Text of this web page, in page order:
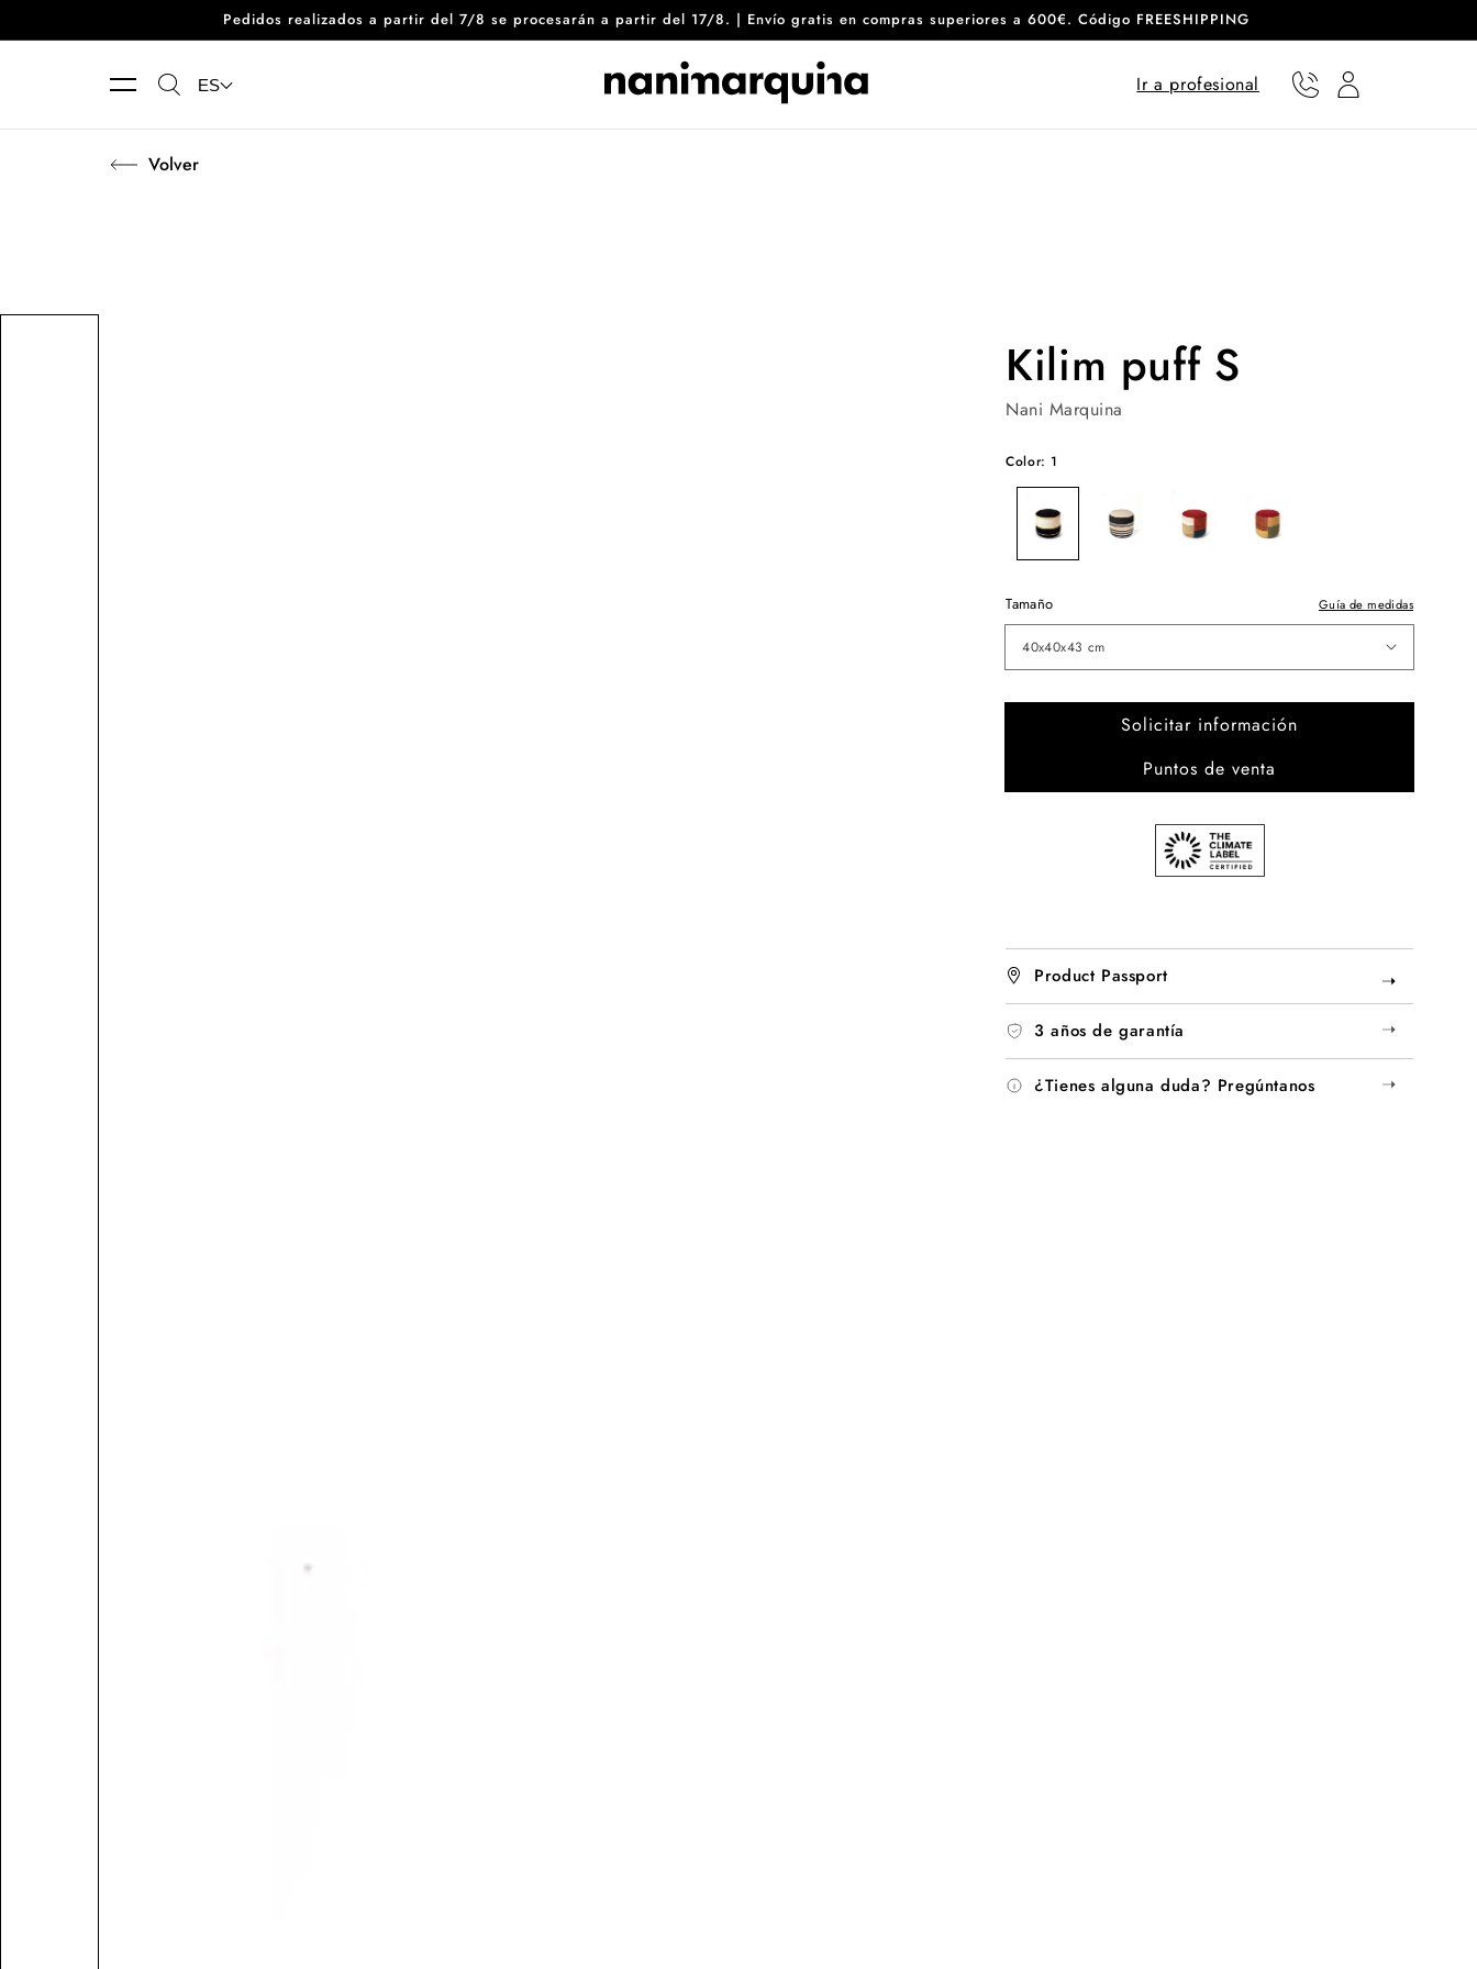
Ir directamente al contenidoPedidos realizados a partir del 7/8 se procesarán a partir del 17/8. | Envío gratis en compras superiores a 600€. Código FREESHIPPING
ES Ir a profesional Teléfono Usuario
Volver
Kilim puff S
Nani Marquina
Color: 1
Tamaño Guía de medidas
40x40x43 cm
Solicitar información
Puntos de venta
Product Passport ➝
3 años de garantía ➝
¿Tienes alguna duda? Pregúntanos ➝